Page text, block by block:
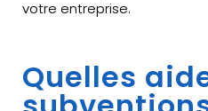
votre entreprise.
Quelles